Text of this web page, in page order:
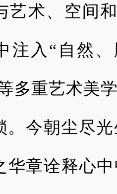
术、 空间
注入“自然
多重艺术美
。今朝尘尽
华章诠释心